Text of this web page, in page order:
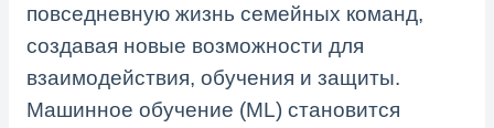
повседневную жизнь семейных команд,
создавая новые возможности для
взаимодействия, обучения и защиты.
Машинное обучение (ML) становится